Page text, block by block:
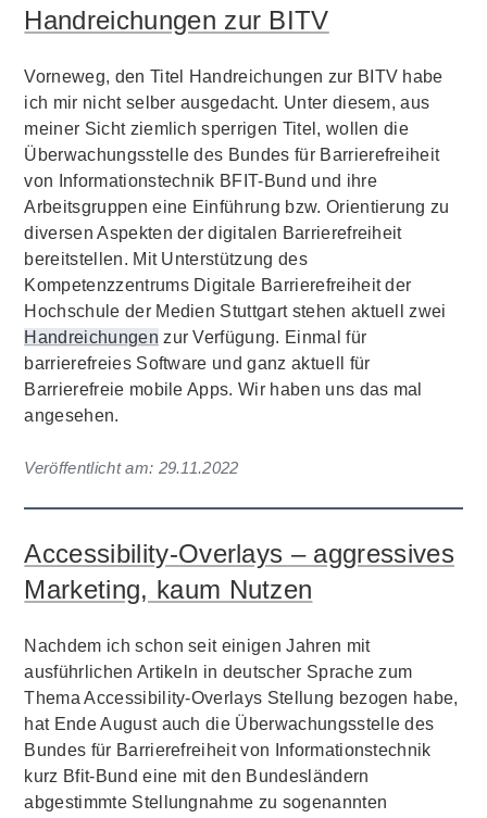
Handreichungen zur BITV
Vorneweg, den Titel Handreichungen zur BITV habe
ich mir nicht selber ausgedacht. Unter diesem, aus
meiner Sicht ziemlich sperrigen Titel, wollen die
Überwachungsstelle des Bundes für Barrierefreiheit
von Informationstechnik BFIT-Bund und ihre
Arbeitsgruppen eine Einführung bzw. Orientierung zu
diversen Aspekten der digitalen Barrierefreiheit
bereitstellen. Mit Unterstützung des
Kompetenzzentrums Digitale Barrierefreiheit der
Hochschule der Medien Stuttgart stehen aktuell zwei
Handreichungen zur Verfügung. Einmal für
barrierefreies Software und ganz aktuell für
Barrierefreie mobile Apps. Wir haben uns das mal
angesehen.
Veröffentlicht am: 29.11.2022
Accessibility-Overlays – aggressives
Marketing, kaum Nutzen
Nachdem ich schon seit einigen Jahren mit
ausführlichen Artikeln in deutscher Sprache zum
Thema Accessibility-Overlays Stellung bezogen habe,
hat Ende August auch die Überwachungsstelle des
Bundes für Barrierefreiheit von Informationstechnik
kurz Bfit-Bund eine mit den Bundesländern
abgestimmte Stellungnahme zu sogenannten